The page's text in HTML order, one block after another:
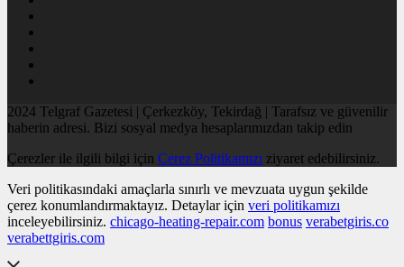
2024 Telgraf Gazetesi | Çerkezköy, Tekirdağ | Tarafsız ve güvenilir
haberin adresi. Bizi sosyal medya hesaplarımızdan takip edin
Çerezler ile ilgili bilgi için Çerez Politikamızı ziyaret edebilirsiniz.
Veri politikasındaki amaçlarla sınırlı ve mevzuata uygun şekilde
çerez konumlandırmaktayız. Detaylar için veri politikamızı
inceleyebilirsiniz. chicago-heating-repair.com bonus verabetgiris.co
verabettgiris.com